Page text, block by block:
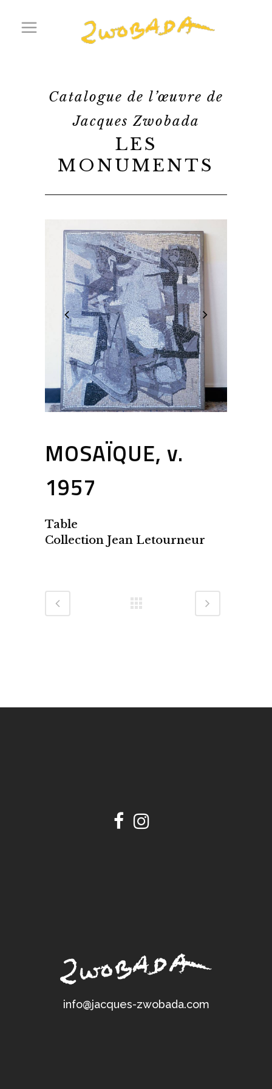
Catalogue de l’œuvre de
Jacques Zwobada
LES
MONUMENTS
MOSAÏQUE, v.
1957
Table
Collection Jean Letourneur
info@jacques-zwobada.com